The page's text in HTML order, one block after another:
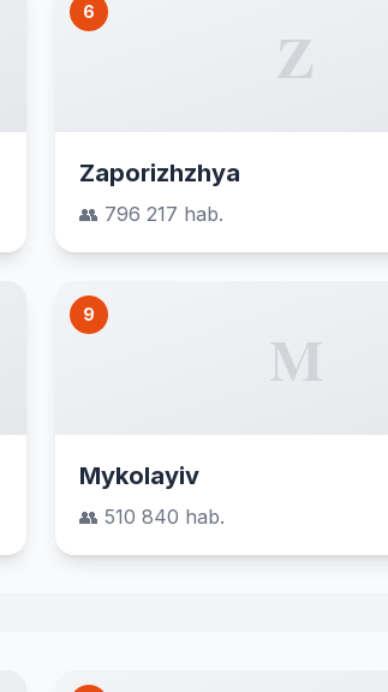
6
Z
Zaporizhzhya
👥 796 217 hab.
9
M
Mykolayiv
👥 510 840 hab.